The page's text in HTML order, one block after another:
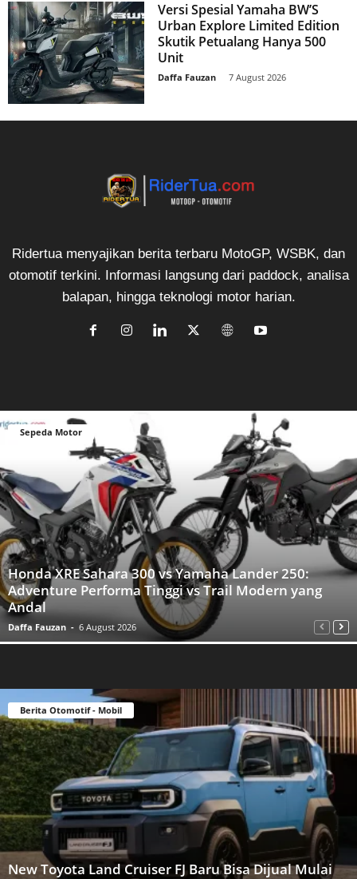
Versi Spesial Yamaha BW’S
Urban Explore Limited Edition
Skutik Petualang Hanya 500
Unit
Daffa Fauzan 7 August 2026
Ridertua menyajikan berita terbaru MotoGP, WSBK, dan
otomotif terkini. Informasi langsung dari paddock, analisa
balapan, hingga teknologi motor harian.
Sepeda Motor
Honda XRE Sahara 300 vs Yamaha Lander 250:
Adventure Performa Tinggi vs Trail Modern yang
Andal
Daffa Fauzan - 6 August 2026
Berita Otomotif - Mobil
New Toyota Land Cruiser FJ Baru Bisa Dijual Mulai